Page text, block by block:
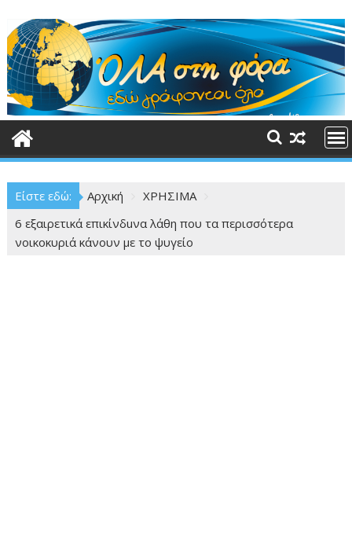
στο
περιεχόμενο
Είστε εδώ: Αρχική
ΧΡΗΣΙΜΑ
6 εξαιρετικά επικίνδuνα λάθη που τα περισσότερα
νοικοκυριά κάνουν με το ψυγείο